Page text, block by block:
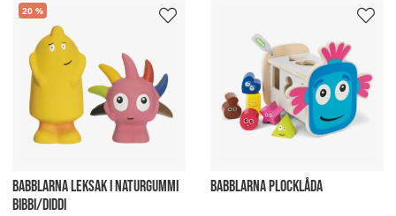
20
BABBLARNA LEKSAK I NATURGUMMI
BIBBI/DIDDI
BABBLARNA PLOCKLÅDA